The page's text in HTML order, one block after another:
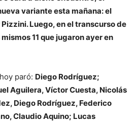
variante esta mañana: el
Luego, en el transcurso de
11 que jugaron ayer en
paró: Diego Rodríguez;
Aguilera, Víctor Cuesta, Nicolás
Diego Rodríguez, Federico
Claudio Aquino; Lucas